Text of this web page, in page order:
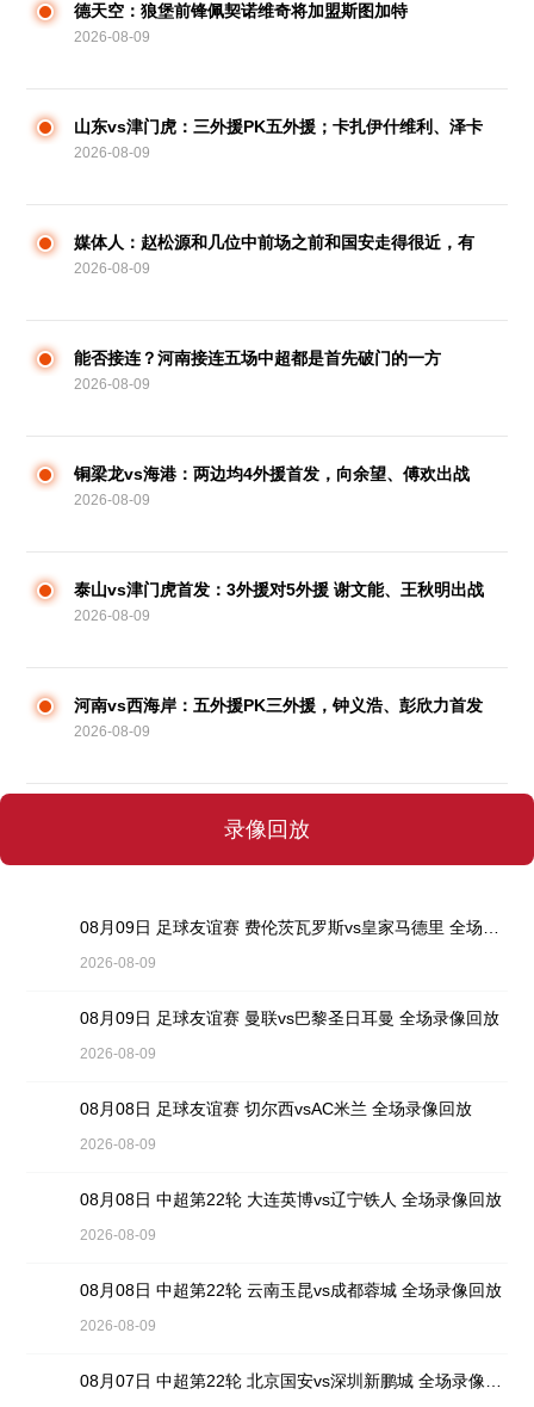
德天空：狼堡前锋佩契诺维奇将加盟斯图加特
2026-08-09
山东vs津门虎：三外援PK五外援；卡扎伊什维利、泽卡
候补
2026-08-09
媒体人：赵松源和几位中前场之前和国安走得很近，有
人想先上大学
2026-08-09
能否接连？河南接连五场中超都是首先破门的一方
2026-08-09
铜梁龙vs海港：两边均4外援首发，向余望、傅欢出战
2026-08-09
泰山vs津门虎首发：3外援对5外援 谢文能、王秋明出战
2026-08-09
河南vs西海岸：五外援PK三外援，钟义浩、彭欣力首发
2026-08-09
录像回放
2026-08-09
08月09日 足球友谊赛 曼联vs巴黎圣日耳曼 全场录像回放
2026-08-09
08月08日 足球友谊赛 切尔西vsAC米兰 全场录像回放
2026-08-09
08月08日 中超第22轮 大连英博vs辽宁铁人 全场录像回放
2026-08-09
08月08日 中超第22轮 云南玉昆vs成都蓉城 全场录像回放
2026-08-09